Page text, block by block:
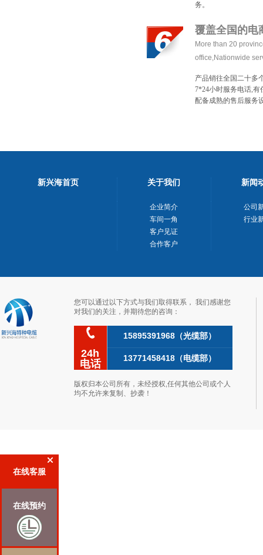
在线客服
在线预约
务。
覆盖全国的电
产品销往全国二十多
7*24小时服务电话,有
配备成熟的售后服务
新兴海首页 关于我们 新闻
企业简介
车间一角
客户见证
合作客户
公司
行业
您可以通过以下方式与我们取得联系，我们感谢您
对我们的关注，并期待您的咨询：
24h
电话
15895391968（光缆部）
13771458418（电缆部）
版权归本公司所有，未经授权,任何其他公司或个人
均不允许来复制、抄袭！